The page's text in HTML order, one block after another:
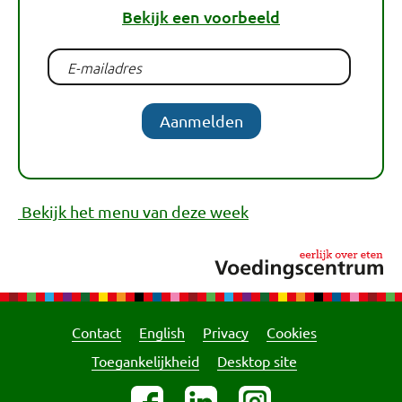
Bekijk een voorbeeld
Aanmelden
Bekijk het menu van deze week
Contact English Privacy
Cookies
Toegankelijkheid
Desktop site